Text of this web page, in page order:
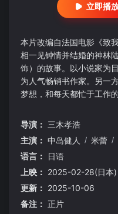
立即播
本片改编自法国电影《致
相一见钟情并结婚的神林
饰）的故事。以小说家为
为人气畅销书作家。另一
梦想，和每天都忙于工作
后发现南的身影不见了，
今却成了文艺杂志的一名
不相识的天才创作歌
导演： 三木孝浩
主演： 中岛健人 / 米蕾 /
语言：
日语
上映： 2025-02-28(日本)
更新： 2025-10-06
备注： 正片